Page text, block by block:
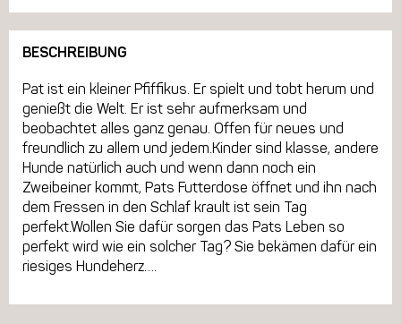
BESCHREIBUNG
Pat ist ein kleiner Pfiffikus. Er spielt und tobt herum und
genießt die Welt. Er ist sehr aufmerksam und
beobachtet alles ganz genau. Offen für neues und
freundlich zu allem und jedem.Kinder sind klasse, andere
Hunde natürlich auch und wenn dann noch ein
Zweibeiner kommt, Pats Futterdose öffnet und ihn nach
dem Fressen in den Schlaf krault ist sein Tag
perfekt.Wollen Sie dafür sorgen das Pats Leben so
perfekt wird wie ein solcher Tag? Sie bekämen dafür ein
riesiges Hundeherz….